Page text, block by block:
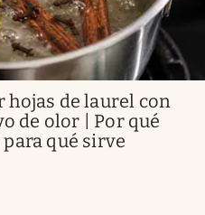
hojas de laurel con
de olor | Por qué
qué sirve